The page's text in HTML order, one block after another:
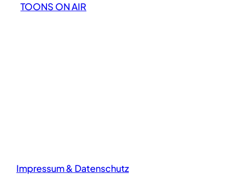
TOONS ON AIR
Impressum & Datenschutz